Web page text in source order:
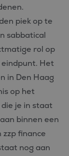
piek op te
sabbatical
rol op
Het
in Den Haag
op het
je in staat
binnen een
finance
nog aan